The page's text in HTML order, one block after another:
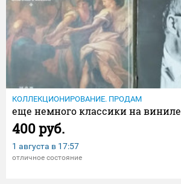
КОЛЛЕКЦИОНИРОВАНИЕ. ПРОДАМ
еще немного классики на виниле
400 руб.
1 августа в 17:57
отличное состояние